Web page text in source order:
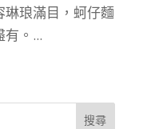
琅滿目，蚵仔麵
。...
搜尋